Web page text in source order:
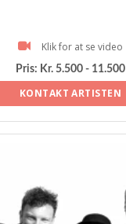
Klik for at se video
Pris: Kr. 5.500 - 11.500
KONTAKT ARTISTEN